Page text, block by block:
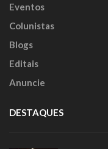
Eventos
Colunistas
Blogs
Editais
Anuncie
DESTAQUES